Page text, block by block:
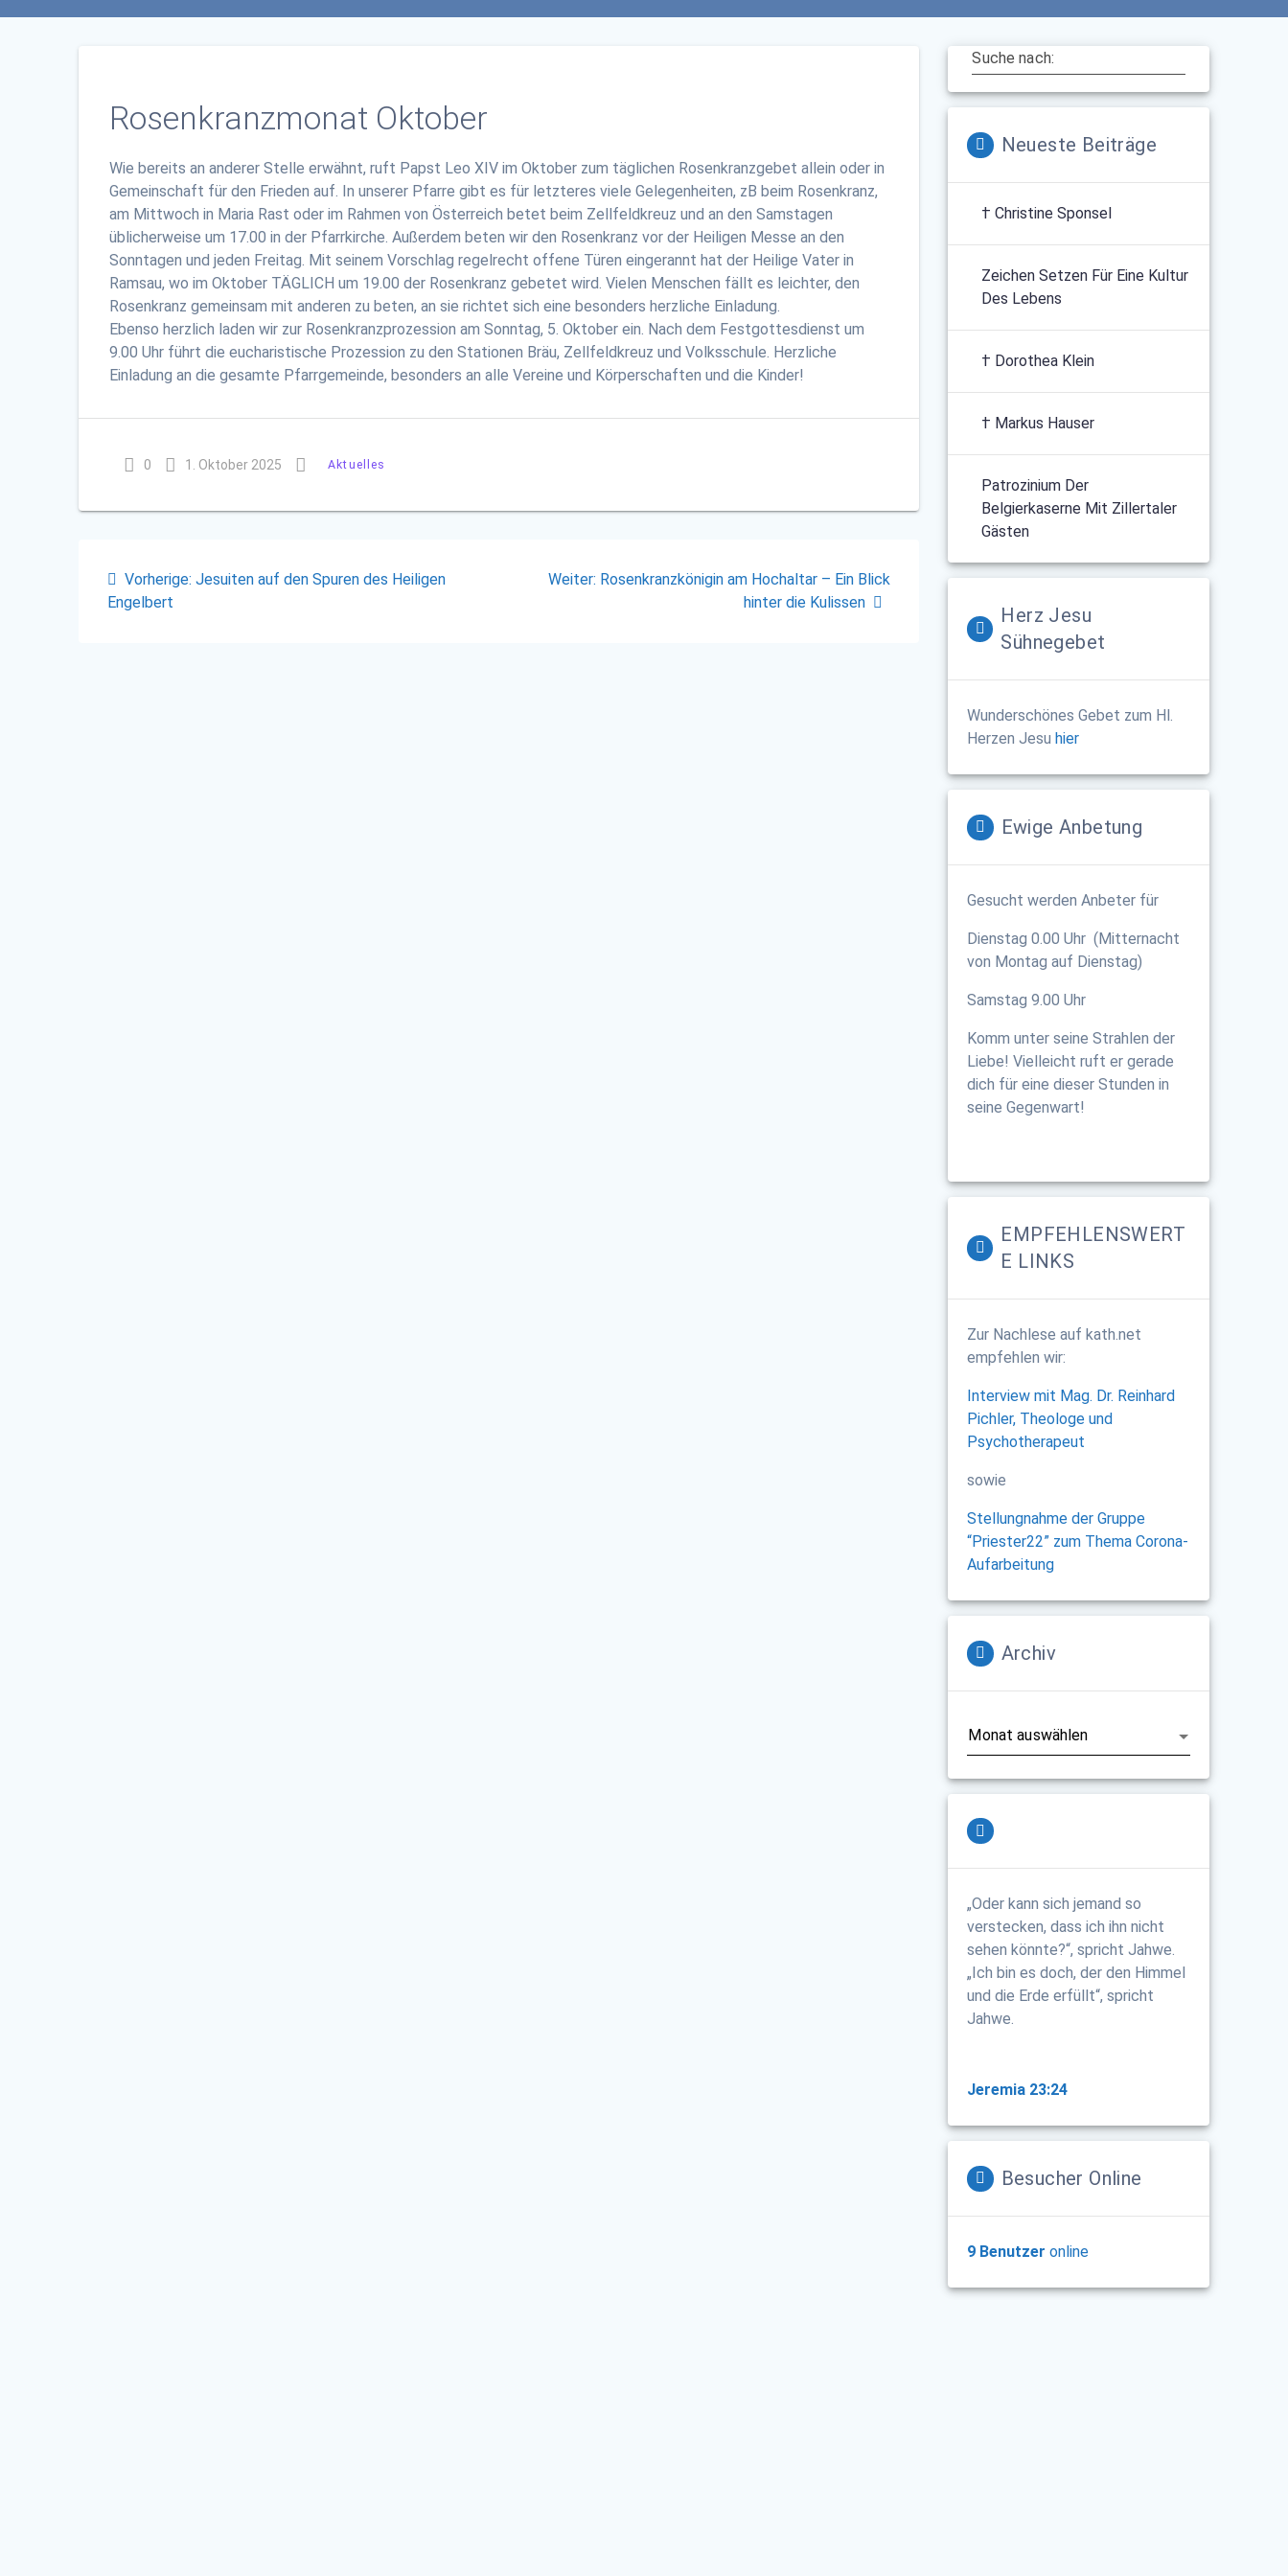
Rosenkranzmonat Oktober
Wie bereits an anderer Stelle erwähnt, ruft Papst Leo XIV im Oktober zum täglichen Rosenkranzgebet allein oder in
Gemeinschaft für den Frieden auf. In unserer Pfarre gibt es für letzteres viele Gelegenheiten, zB beim Rosenkranz,
am Mittwoch in Maria Rast oder im Rahmen von Österreich betet beim Zellfeldkreuz und an den Samstagen
üblicherweise um 17.00 in der Pfarrkirche. Außerdem beten wir den Rosenkranz vor der Heiligen Messe an den
Sonntagen und jeden Freitag. Mit seinem Vorschlag regelrecht offene Türen eingerannt hat der Heilige Vater in
Ramsau, wo im Oktober TÄGLICH um 19.00 der Rosenkranz gebetet wird. Vielen Menschen fällt es leichter, den
Rosenkranz gemeinsam mit anderen zu beten, an sie richtet sich eine besonders herzliche Einladung.
Ebenso herzlich laden wir zur Rosenkranzprozession am Sonntag, 5. Oktober ein. Nach dem Festgottesdienst um
9.00 Uhr führt die eucharistische Prozession zu den Stationen Bräu, Zellfeldkreuz und Volksschule. Herzliche
Einladung an die gesamte Pfarrgemeinde, besonders an alle Vereine und Körperschaften und die Kinder!
0 1. Oktober 2025 Aktuelles
Beitragsnavigation
Vorherige: Vorheriger
Jesuiten auf den Spuren des Heiligen
Engelbert
Weiter: Nächster
Rosenkranzkönigin am Hochaltar – Ein Blick
hinter die Kulissen
Suche nach:
Neueste Beiträge
† Christine Sponsel
Zeichen Setzen Für Eine Kultur
Des Lebens
† Dorothea Klein
† Markus Hauser
Patrozinium Der
Belgierkaserne Mit Zillertaler
Gästen
Herz Jesu
Sühnegebet
Wunderschönes Gebet zum Hl.
Herzen Jesu hier
Ewige Anbetung
Gesucht werden Anbeter für
Dienstag 0.00 Uhr (Mitternacht
von Montag auf Dienstag)
Samstag 9.00 Uhr
Komm unter seine Strahlen der
Liebe! Vielleicht ruft er gerade
dich für eine dieser Stunden in
seine Gegenwart!
EMPFEHLENSWERT
E LINKS
Zur Nachlese auf kath.net
empfehlen wir:
Interview mit Mag. Dr. Reinhard
Pichler, Theologe und
Psychotherapeut
sowie
Stellungnahme der Gruppe
“Priester22” zum Thema Corona-
Aufarbeitung
Archiv
„Oder kann sich jemand so
verstecken, dass ich ihn nicht
sehen könnte?“, spricht Jahwe.
„Ich bin es doch, der den Himmel
und die Erde erfüllt“, spricht
Jahwe.
Jeremia 23:24
Besucher Online
9 Benutzer online